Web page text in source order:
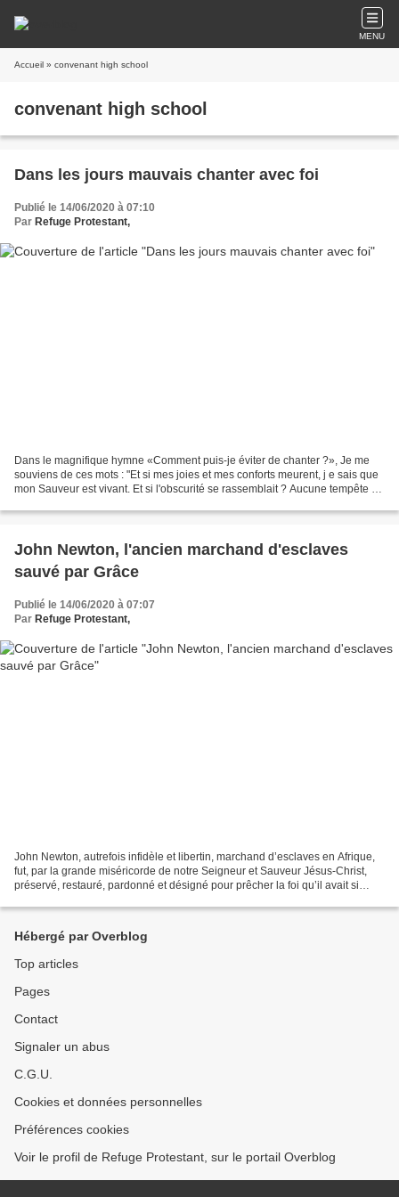
MENU
Accueil » convenant high school
convenant high school
Dans les jours mauvais chanter avec foi
Publié le 14/06/2020 à 07:10
Par Refuge Protestant,
Dans le magnifique hymne «Comment puis-je éviter de chanter ?», Je me
souviens de ces mots : "Et si mes joies et mes conforts meurent, j e sais que
mon Sauveur est vivant. Et si l'obscurité se rassemblait ? Aucune tempête ne
John Newton, l'ancien marchand d'esclaves
sauvé par Grâce
Publié le 14/06/2020 à 07:07
Par Refuge Protestant,
John Newton, autrefois infidèle et libertin, marchand d’esclaves en Afrique,
fut, par la grande miséricorde de notre Seigneur et Sauveur Jésus-Christ,
préservé, restauré, pardonné et désigné pour prêcher la foi qu’il avait si
Hébergé par Overblog
Top articles
Pages
Contact
Signaler un abus
C.G.U.
Cookies et données personnelles
Préférences cookies
Voir le profil de Refuge Protestant, sur le portail Overblog